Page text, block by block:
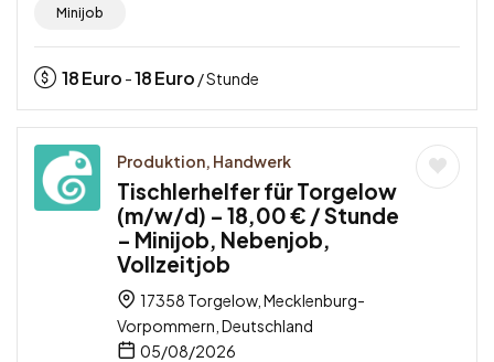
Minijob
18Euro -18Euro / Stunde
Produktion, Handwerk
Tischlerhelfer für Torgelow
(m/w/d) – 18,00 € / Stunde
– Minijob, Nebenjob,
Vollzeitjob
17358 Torgelow, Mecklenburg-
Vorpommern, Deutschland
05/08/2026